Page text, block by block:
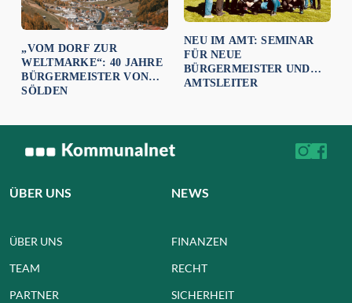
„VOM DORF ZUR
WELTMARKE“: 40 JAHRE
BÜRGERMEISTER VON
SÖLDEN
NEU IM AMT: SEMINAR
FÜR NEUE
BÜRGERMEISTER UND
AMTSLEITER
ÜBER UNS
ÜBER UNS
TEAM
PARTNER
NEWS
FINANZEN
RECHT
SICHERHEIT